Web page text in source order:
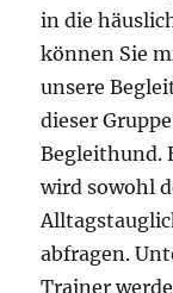
in die
können Sie
unsere
dieser
Begleithund.
wird sowohl
abfragen.
Trainer